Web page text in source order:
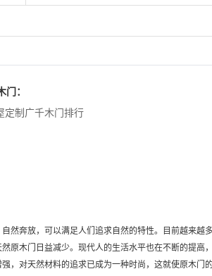
：
定制广千木门排行
然奔放，可以满足人们追求自然的特性。目前越来越
原木门日益减少。现代人的生活水平也在不断的提高
，对天然材料的追求已成为一种时尚，这就使原木门